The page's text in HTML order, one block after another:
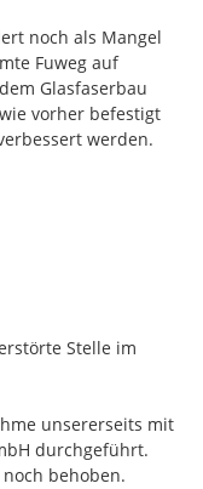
noch als Mangel
Fuweg auf
Glasfaserbau
vorher befestigt
werden.
Stelle im
unsererseits mit
durchgeführt.
behoben.